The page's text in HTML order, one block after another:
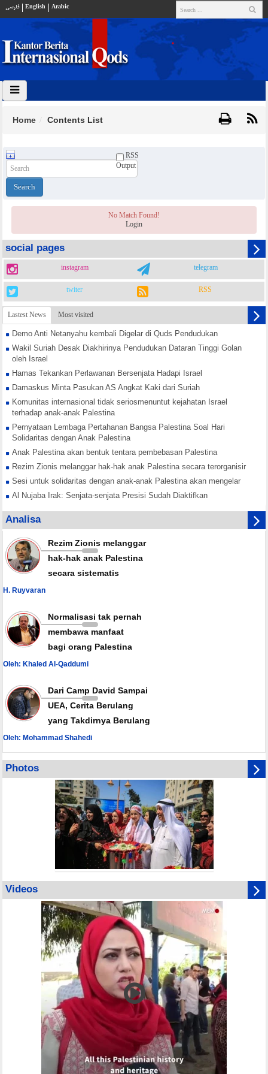
فارسي English Arabic
Home Contents List
RSS
Output
No Match Found!
Login
social pages
instagram telegram
twiter RSS
Lastest News Most visited
Demo Anti Netanyahu kembali Digelar di Quds Pendudukan
Wakil Suriah Desak Diakhirinya Pendudukan Dataran Tinggi Golan
oleh Israel
Hamas Tekankan Perlawanan Bersenjata Hadapi Israel
Damaskus Minta Pasukan AS Angkat Kaki dari Suriah
Komunitas internasional tidak seriosmenuntut kejahatan Israel
terhadap anak-anak Palestina
Pernyataan Lembaga Pertahanan Bangsa Palestina Soal Hari
Solidaritas dengan Anak Palestina
Anak Palestina akan bentuk tentara pembebasan Palestina
Rezim Zionis melanggar hak-hak anak Palestina secara terorganisir
Sesi untuk solidaritas dengan anak-anak Palestina akan mengelar
Al Nujaba Irak: Senjata-senjata Presisi Sudah Diaktifkan
Hamas Tekankan Rekonsiliasi Nasional Lawan Konspirasi Israel
Yordania Buka Jalur Perdagangan dengan Suriah
Analisa
Rezim Zionis melanggar
hak-hak anak Palestina
secara sistematis
H. Ruyvaran
Normalisasi tak pernah
membawa manfaat
bagi orang Palestina
Oleh: Khaled Al-Qaddumi
Dari Camp David Sampai
UEA, Cerita Berulang
yang Takdirnya Berulang
Oleh: Mohammad Shahedi
Photos
Videos